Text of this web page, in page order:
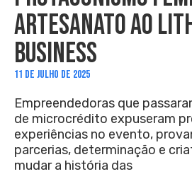
ARTESANATO AO
BUSINESS
11 DE JULHO DE 2025
Empreendedoras que
de microcrédito expuseram
experiências no evento,
parcerias, determinação e
mudar a história das